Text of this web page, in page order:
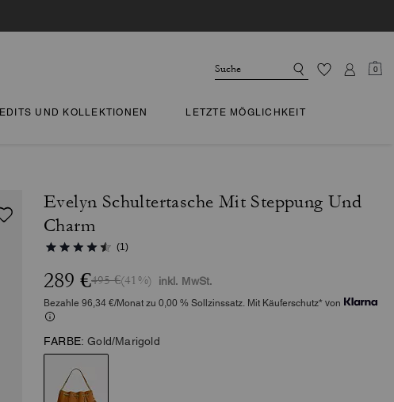
0
EDITS UND KOLLEKTIONEN LETZTE MÖGLICHKEIT
Evelyn Schultertasche Mit Steppung Und
Charm
(1)
289 €495 €(41%) inkl. MwSt.
Bezahle 96,34 €/Monat zu 0,00 % Sollzinssatz. Mit Käuferschutz* von
FARBE: Gold/Marigold